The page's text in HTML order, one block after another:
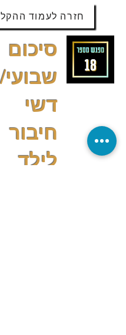
חזרה לעמוד
סיכום
דשי
חיבור
לילד